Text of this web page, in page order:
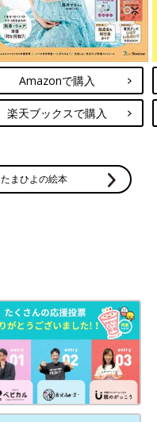
Amazonで購入
楽天ブックスで購入
たまひよの絵本